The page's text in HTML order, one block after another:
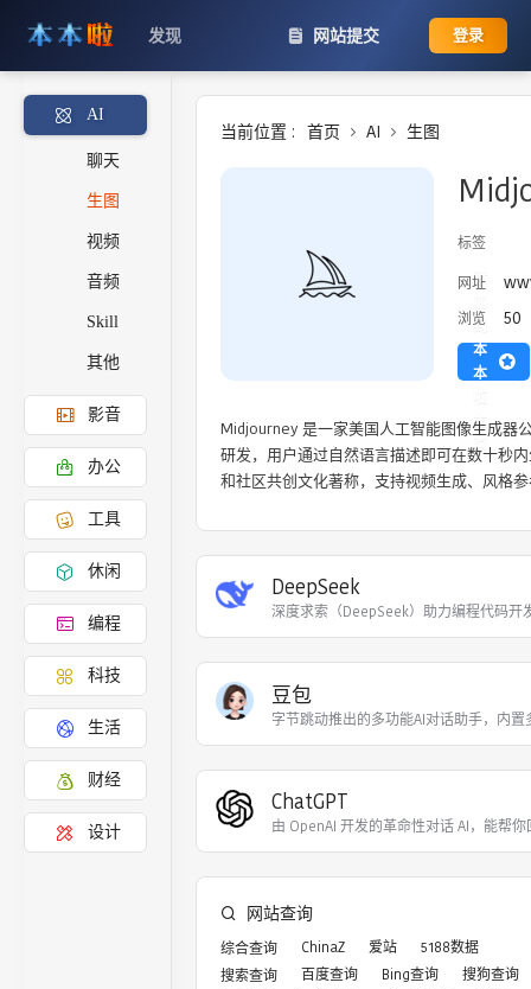
发现 网站提交 登录
AI
聊天
生图
视频
音频
Skill
其他
影音
办公
工具
休闲
编程
科技
生活
财经
设计
当前位置 : 首页 AI 生图
标签
网址
浏览 50
添
到
本
本
主
页
Midjourney 是一家美国人工智能图像生成器
研发，用户通过自然语言描述即可在数十秒
和社区共创文化著称，支持视频生成、风格
DeepSeek
深度求索（DeepSeek）助力编程代码开
豆包
字节跳动推出的多功能AI对话助手，内置
ChatGPT
由 OpenAI 开发的革命性对话 AI，能帮你
网站查询
综合查询 ChinaZ 爱站
5188数据
搜索查询
百度查询 Bing查询
搜狗查询